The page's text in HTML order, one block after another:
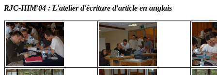
RJC-IHM'04 : L'atelier d'écriture d'article en anglais